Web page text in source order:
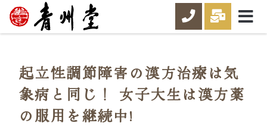
起立性調節障害の漢方治療は気
象病と同じ！ 女子大生は漢方薬
の服用を継続中!